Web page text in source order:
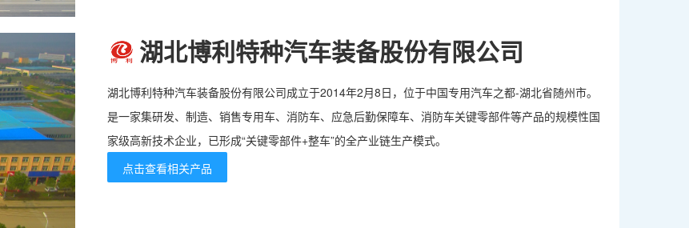
湖北博利特种汽车装备股份有限公司
湖北博利特种汽车装备股份有限公司成立于2014年2月8日，位于中国专用汽车之都-湖北省随州市。
是一家集研发、制造、销售专用车、消防车、应急后勤保障车、消防车关键零部件等产品的规模性国
家级高新技术企业，已形成“关键零部件+整车”的全产业链生产模式。
点击查看相关产品